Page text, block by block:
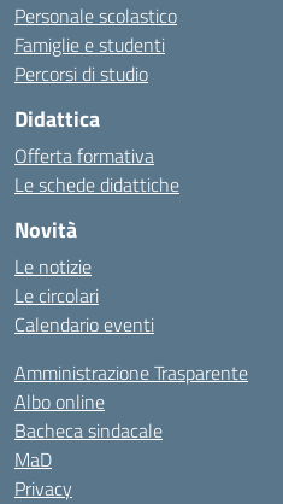
Personale scolastico
Famiglie e studenti
Percorsi di studio
Didattica
Offerta formativa
Le schede didattiche
Novità
Le notizie
Le circolari
Calendario eventi
Amministrazione Trasparente
Albo online
Bacheca sindacale
MaD
Privacy